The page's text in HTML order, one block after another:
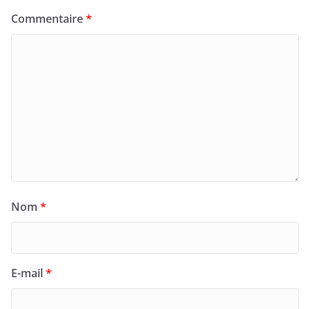
Commentaire*
Nom *
E-mail*